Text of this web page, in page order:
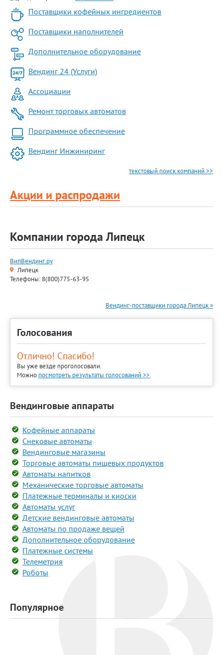
Поставщики кофейных ингредиентов
Поставщики наполнителей
Дополнительное оборудование
Вендинг 24 (Услуги)
Ассоциации
Ремонт торговых автоматов
Программное обеспечение
Вендинг Инжиниринг
текстовый поиск компаний >>
Акции и распродажи
Компании города Липецк
ВипВендинг.ру
Липецк
Телефоны: 8(800)775-63-95
Вендинг-поставщики города Липецк »
Голосования
Отлично! Спасибо!
Вы уже везде проголосовали.
Можно посмотреть результаты голосований >>.
Вендинговые аппараты
Кофейные аппараты
Снековые автоматы
Вендинговые магазины
Торговые автоматы пищевых продуктов
Автоматы напитков
Механические торговые автоматы
Платежные терминалы и киоски
Автоматы услуг
Детские вендинговые автоматы
Автоматы по продаже вещей
Дополнительное оборудование
Платежные системы
Телеметрия
Роботы
Популярное